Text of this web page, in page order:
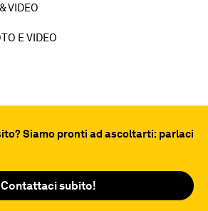
VIDEO
E VIDEO
Siamo pronti ad ascoltarti: parlaci
Contattaci subito!